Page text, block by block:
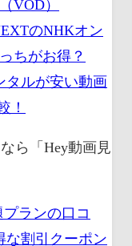
VOD）
のNHKオン
ちがお得？
タルが安い動画
！
ら「Hey動画見